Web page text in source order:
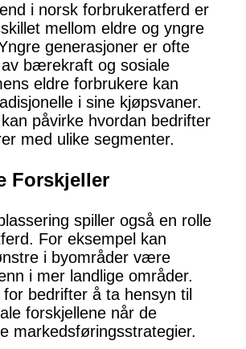
i norsk forbrukeratferd er
mellom eldre og yngre
generasjoner er ofte
bærekraft og sosiale
eldre forbrukere kan
i sine kjøpsvaner.
påvirke hvordan bedrifter
med ulike segmenter.
Forskjeller
spiller også en rolle
For eksempel kan
i byområder være
i mer landlige områder.
bedrifter å ta hensyn til
forskjellene når de
markedsføringsstrategier.